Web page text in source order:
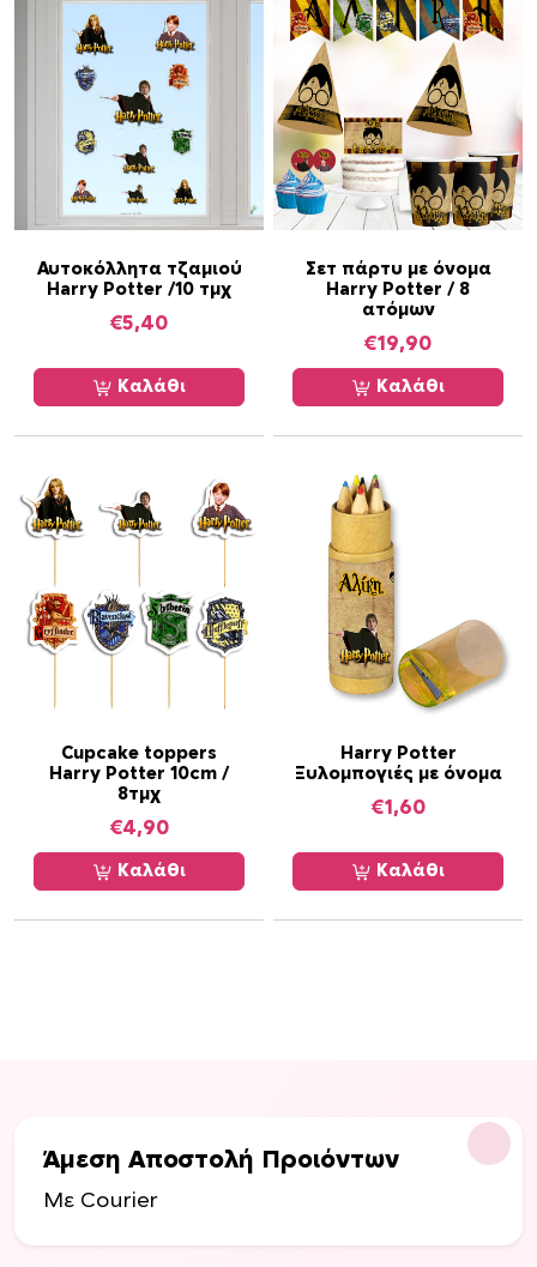
Αυτοκόλλητα τζαμιού
Harry Potter /10 τμχ
€5,40
Καλάθι
Σετ πάρτυ με όνομα
Harry Potter / 8
ατόμων
€19,90
Καλάθι
Cupcake toppers
Harry Potter 10cm /
8τμχ
€4,90
Καλάθι
Harry Potter
Ξυλομπογιές με όνομα
€1,60
Καλάθι
Άμεση Αποστολή Προιόντων
Με Courier